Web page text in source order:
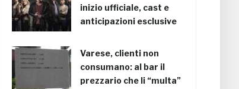
inizio ufficiale, cast e
anticipazioni esclusive
Varese, clienti non
consumano: al bar il
prezzario che li “multa”